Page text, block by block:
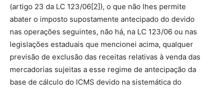
(artigo 23 da LC 123/06[2]), o que não lhes permite
abater o imposto supostamente antecipado do devido
nas operações seguintes, não há, na LC 123/06 ou nas
legislações estaduais que mencionei acima, qualquer
previsão de exclusão das receitas relativas à venda das
mercadorias sujeitas a esse regime de antecipação da
base de cálculo do ICMS devido na sistemática do